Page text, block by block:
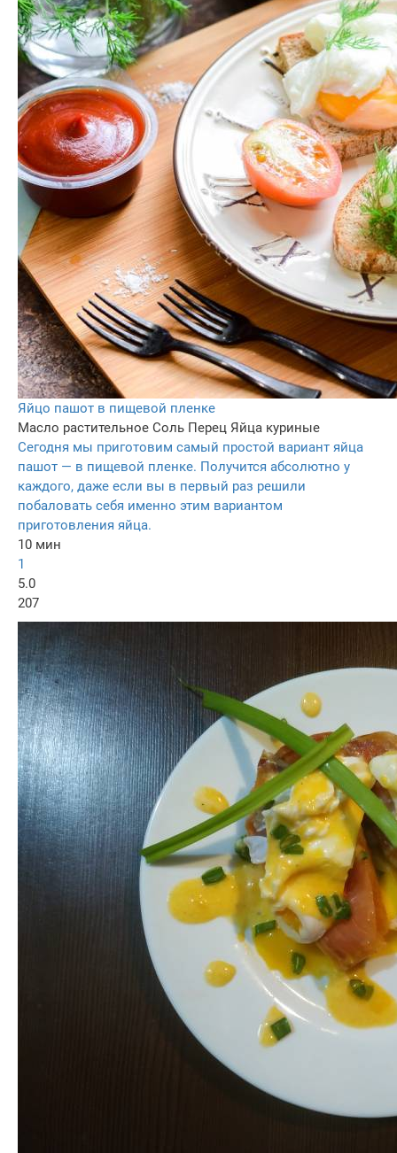
Яйцо пашот в пищевой пленке
Масло растительное Соль Перец Яйца куриные
Сегодня мы приготовим самый простой вариант яйца
пашот — в пищевой пленке. Получится абсолютно у
каждого, даже если вы в первый раз решили
побаловать себя именно этим вариантом
приготовления яйца.
10 мин
1
5.0
207